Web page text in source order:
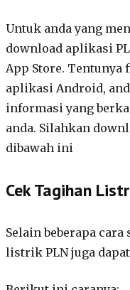
Untuk anda yang
download aplikasi
App Store. Tentunya
aplikasi Android,
informasi yang
anda. Silahkan
dibawah ini
Cek Tagihan
Selain beberapa
listrik PLN juga